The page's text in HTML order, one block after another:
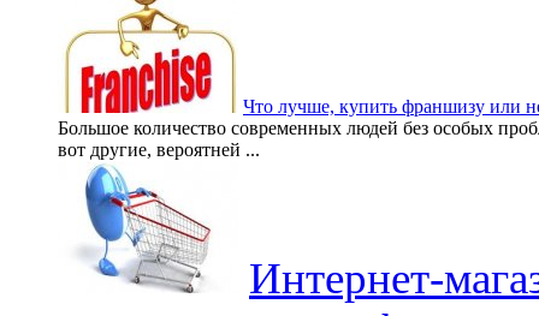
Что лучше, купить франшизу или
Большое количество современных людей без особых
вот другие, вероятней ...
Интернет-